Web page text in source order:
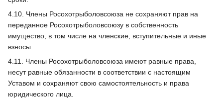
4.10. Члены Росохотрыболовсоюза не сохраняют прав на
переданное Росохотрыболовсоюзу в собственность
имущество, в том числе на членские, вступительные и иные
взносы.
4.11. Члены Росохотрыболовсоюза имеют равные права,
несут равные обязанности в соответствии с настоящим
Уставом и сохраняют свою самостоятельность и права
юридического лица.